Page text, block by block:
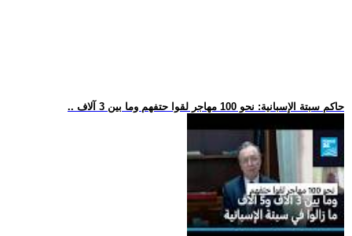
.. حاكم سبتة الإسبانية: نحو 100 مهاجر لقوا حتفهم وما بين 3 آلاف